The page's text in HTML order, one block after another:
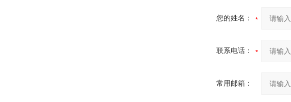
您的姓名：
联系电话：
常用邮箱：